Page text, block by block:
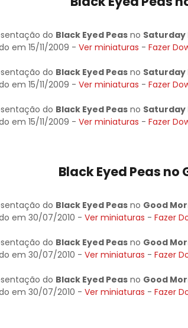
do Black Eyed Peasno Saturday
em 15/11/2009 - Ver miniaturas - Fazer
do Black Eyed Peasno Saturday
em 15/11/2009 - Ver miniaturas - Fazer
do Black Eyed Peasno Saturday
em 15/11/2009 - Ver miniaturas - Fazer
Black Eyed Peas
do Black Eyed Peasno Good
em 30/07/2010 - Ver miniaturas - Fazer
do Black Eyed Peasno Good
em 30/07/2010 - Ver miniaturas - Fazer
do Black Eyed Peasno Good
em 30/07/2010 - Ver miniaturas - Fazer